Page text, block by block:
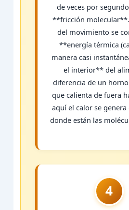
de veces por
**fricción
del movimiento se
**energía térmica
manera casi
el interior** del
diferencia de un
que calienta de fuera
aquí el calor se
donde están las
4